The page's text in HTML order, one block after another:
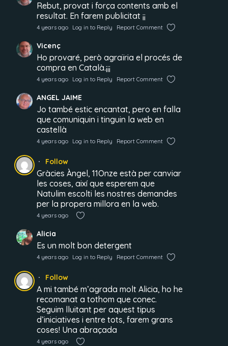
Rebut, provat i força contents amb el
resultat. En farem publicitat ¡¡
4 years ago Log in to Reply Report Comment
Vicenç
Ho provaré, però agraïria el procés de
compra en Català.¡¡¡
4 years ago Log in to Reply Report Comment
ANGEL JAIME
Jo també estic encantat, pero en falla
que comuniquin i tinguin la web en
castellà
4 years ago Log in to Reply Report Comment
Follow
Gràcies Àngel, 11Onze està per canviar
les coses, així que esperem que
Natulim escolti les nostres demandes
per la propera millora en la web.
4 years ago
Alicia
Es un molt bon detergent
4 years ago Log in to Reply Report Comment
Follow
A mi també m’agrada molt Alicia, ho he
recomanat a tothom que conec.
Seguim lluitant per aquest tipus
d’iniciatives i entre tots, farem grans
coses! Una abraçada
4 years ago